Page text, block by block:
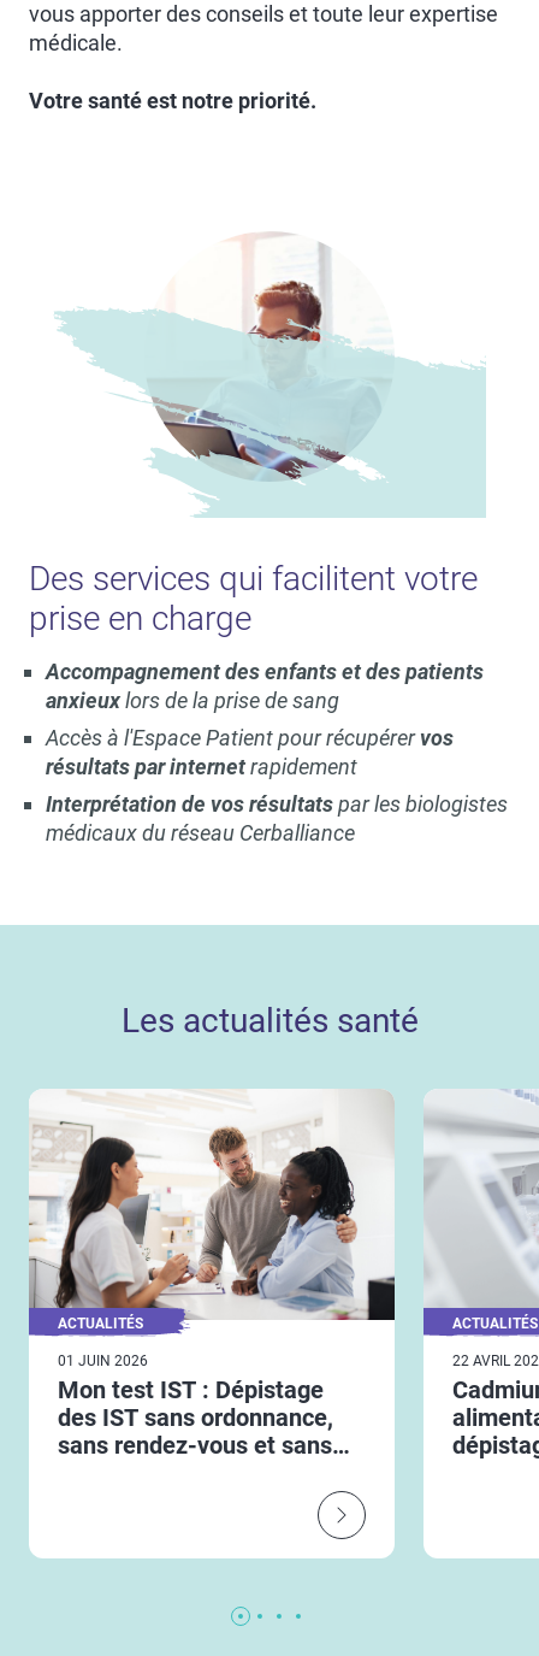
vous apporter des conseils et toute leur expertise
médicale.
Votre santé est notre priorité.
Des services qui facilitent votre
prise en charge
Accompagnement des enfants et des patients
anxieuxlors de la prise de sang
Accès à l'Espace Patient pour récupérervos
résultats par internetrapidement
Interprétation de vos résultatspar les biologistes
médicaux du réseau Cerballiance
Les actualités santé
ACTUALITÉS
01 JUIN 2026
Mon test IST : Dépistage
des IST sans ordonnance,
sans rendez-vous et sans
ACTUALITÉS
22 AVRIL